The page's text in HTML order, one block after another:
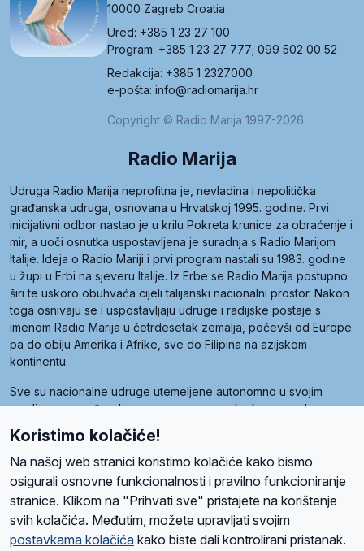
10000 Zagreb Croatia
Ured: +385 1 23 27 100
Program: +385 1 23 27 777; 099 502 00 52
Redakcija: +385 1 2327000
e-pošta: info@radiomarija.hr
Copyright © Radio Marija 1997-2026
Radio Marija
Udruga Radio Marija neprofitna je, nevladina i nepolitička
građanska udruga, osnovana u Hrvatskoj 1995. godine. Prvi
inicijativni odbor nastao je u krilu Pokreta krunice za obraćenje i
mir, a uoči osnutka uspostavljena je suradnja s Radio Marijom
Italije. Ideja o Radio Mariji i prvi program nastali su 1983. godine
u župi u Erbi na sjeveru Italije. Iz Erbe se Radio Marija postupno
širi te uskoro obuhvaća cijeli talijanski nacionalni prostor. Nakon
toga osnivaju se i uspostavljaju udruge i radijske postaje s
imenom Radio Marija u četrdesetak zemalja, počevši od Europe
pa do obiju Amerika i Afrike, sve do Filipina na azijskom
kontinentu.
Sve su nacionalne udruge utemeljene autonomno u svojim
zemljama, a međusobna su povezane preko krovne udruge
pod nazivom Svjetska obitelj Radio Marije (World Family of
Radio Maria). Svjetsku obitelj utemeljilo je sedam članica, među
kojima je i hrvatska Udruga Radio Marija.
O namaRadio ProgramVolonteriPrijateljiKontaktPravila privatnosti
Koristimo kolačiće!
Na našoj web stranici koristimo kolačiće kako bismo
osigurali osnovne funkcionalnosti i pravilno funkcioniranje
stranice. Klikom na "Prihvati sve" pristajete na korištenje
svih kolačića. Međutim, možete upravljati svojim
postavkama kolačića kako biste dali kontrolirani pristanak.